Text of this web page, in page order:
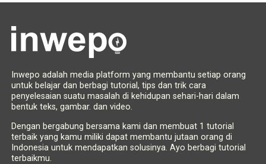
Inwepo adalah media platform yang membantu setiap orang
untuk belajar dan berbagi tutorial, tips dan trik cara
penyelesaian suatu masalah di kehidupan sehari-hari dalam
bentuk teks, gambar. dan video.
Dengan bergabung bersama kami dan membuat 1 tutorial
terbaik yang kamu miliki dapat membantu jutaan orang di
Indonesia untuk mendapatkan solusinya. Ayo berbagi tutorial
terbaikmu.